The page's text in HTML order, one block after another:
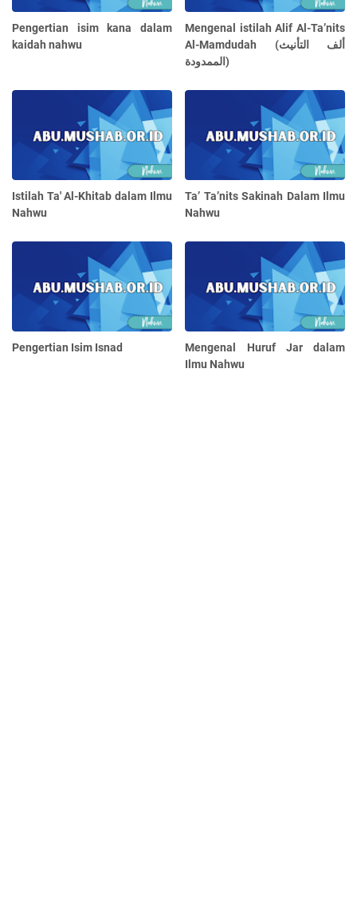
Pengertian isim kana dalam
kaidah nahwu
Mengenal istilah Alif Al-Ta’nits
Al-Mamdudah (ألف التأنيث
الممدودة)
Istilah Ta' Al-Khitab dalam Ilmu
Nahwu
Ta’ Ta’nits Sakinah Dalam Ilmu
Nahwu
Pengertian Isim Isnad
Mengenal Huruf Jar dalam
Ilmu Nahwu